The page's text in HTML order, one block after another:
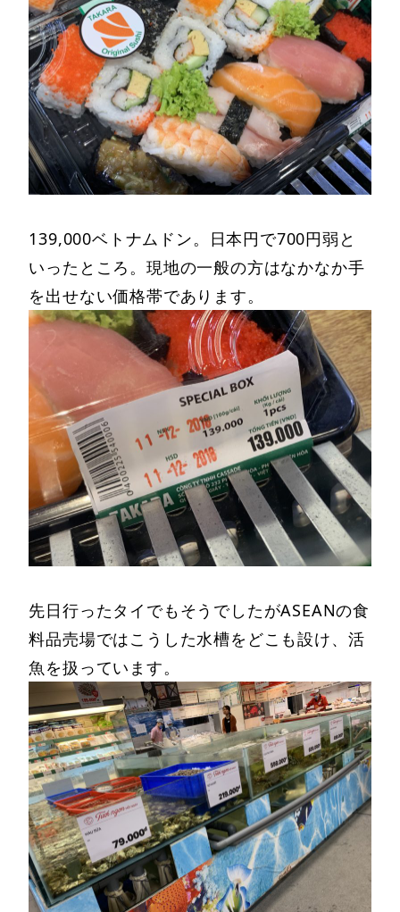
139,000ベトナムドン。日本円で700円弱と
いったところ。現地の一般の方はなかなか手
を出せない価格帯であります。
先日行ったタイでもそうでしたがASEANの食
料品売場ではこうした水槽をどこも設け、活
魚を扱っています。